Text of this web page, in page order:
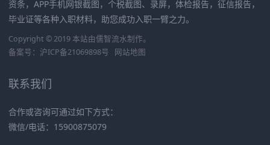
资条，APP手机网银截图，个税截图、录屏，体检报告，征信报告，
毕业证等各种入职材料，助您成功入职一臂之力。
Copyright © 2019 本站由儒智流水制作。
备案号： 沪ICP备21069898号 网站地图
联系我们
合作或咨询可通过如下方式：
微信/电话：15900875079